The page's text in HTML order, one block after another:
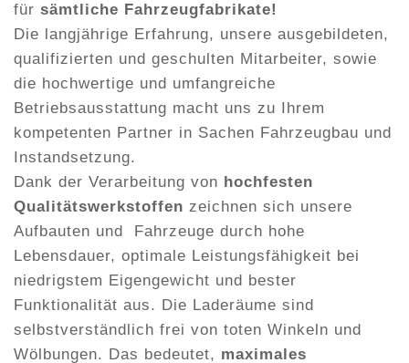
für sämtliche Fahrzeugfabrikate!
Die langjährige Erfahrung, unsere ausgebildeten,
qualifizierten und geschulten Mitarbeiter, sowie
die hochwertige und umfangreiche
Betriebsausstattung macht uns zu Ihrem
kompetenten Partner in Sachen Fahrzeugbau und
Instandsetzung.
Dank der Verarbeitung von hochfesten
Qualitätswerkstoffen zeichnen sich unsere
Aufbauten und Fahrzeuge durch hohe
Lebensdauer, optimale Leistungsfähigkeit bei
niedrigstem Eigengewicht und bester
Funktionalität aus. Die Laderäume sind
selbstverständlich frei von toten Winkeln und
Wölbungen. Das bedeutet, maximales